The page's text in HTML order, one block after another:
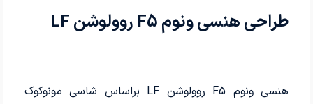
طراحی هنسی ونوم F5 روولوشن LF
هنسی ونوم F5 روولوشن LF براساس شاسی مونوکوک